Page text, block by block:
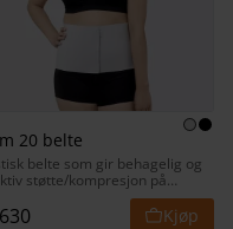
20 belte
belte som gir behagelig og
støtte/kompresjon på
630